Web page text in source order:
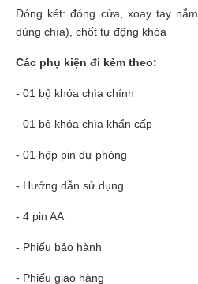
Đóng két: đóng cửa, xoay tay
dùng chìa), chốt tự động khóa
Các phụ kiện đi kèm theo:
- 01 bộ khóa chìa chính
- 01 bộ khóa chìa khẩn cấp
- 01 hộp pin dự phòng
- Hướng dẫn sử dụng.
- 4 pin AA
- Phiếu bảo hành
- Phiếu giao hàng